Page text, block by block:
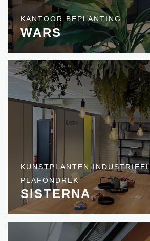
KANTOOR BEPLANTING
WARS
KUNSTPLANTEN INDUSTRIEEL
PLAFONDREK
SISTERNA